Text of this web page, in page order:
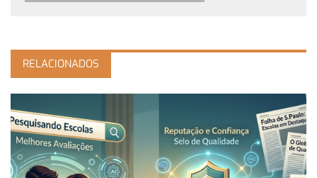
RELACIONADOS